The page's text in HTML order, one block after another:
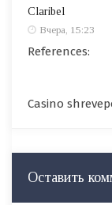
Claribel
Вчера, 15:23
References:
Casino
Оставить